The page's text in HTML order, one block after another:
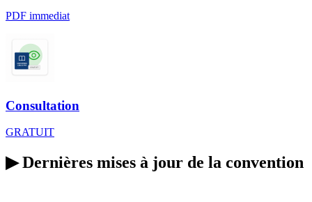
PDF immediat
Consultation
GRATUIT
▶Dernières mises à jour de la convention